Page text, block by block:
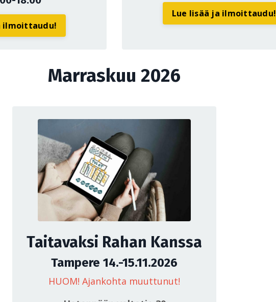
ilmoittaudu!
Lue lisää ja ilmoittaudu!
Marraskuu 2026
Taitavaksi Rahan Kanssa
Tampere 14.-15.11.2026
HUOM! Ajankohta muuttunut!